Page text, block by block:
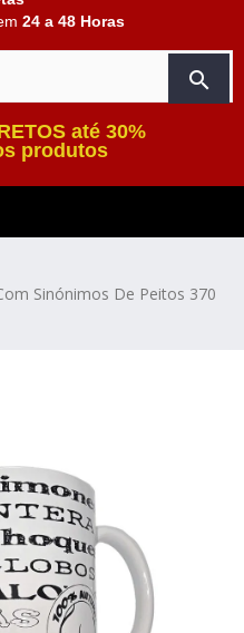
24 a 48 Horas
search
até 30%
produtos
Sinónimos De Peitos 370